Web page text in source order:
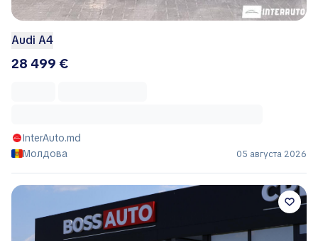
Audi A4
28 499 €
InterAuto.md
Молдова
05 августа 2026